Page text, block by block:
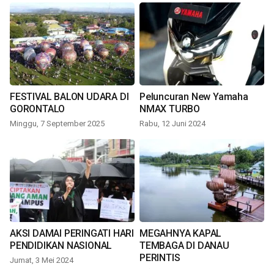
FESTIVAL BALON UDARA DI
GORONTALO
Minggu, 7 September 2025
Peluncuran New Yamaha
NMAX TURBO
Rabu, 12 Juni 2024
AKSI DAMAI PERINGATI HARI
PENDIDIKAN NASIONAL
Jumat, 3 Mei 2024
MEGAHNYA KAPAL
TEMBAGA DI DANAU
PERINTIS